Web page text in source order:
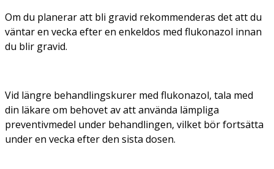
Om du planerar att bli gravid rekommenderas det att du
väntar en vecka efter en enkeldos med flukonazol innan
du blir gravid.
Vid längre behandlingskurer med flukonazol, tala med
din läkare om behovet av att använda lämpliga
preventivmedel under behandlingen, vilket bör fortsätta
under en vecka efter den sista dosen.